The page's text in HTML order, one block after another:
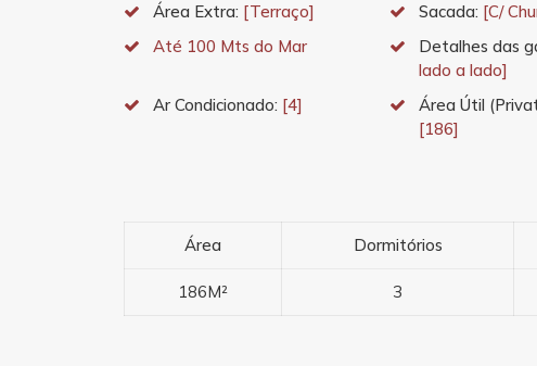
Área Extra: [Terraço] Sacada: [C/
Até 100 Mts do Mar
Detalhes das
lado a lado]
Ar Condicionado: [4]
Área Útil
[186]
Área Dormitórios
186M² 3